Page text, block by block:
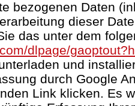
bezogenen Daten
dieser
das unter dem
dlpage/
und
durch Google
Link klicken. Es